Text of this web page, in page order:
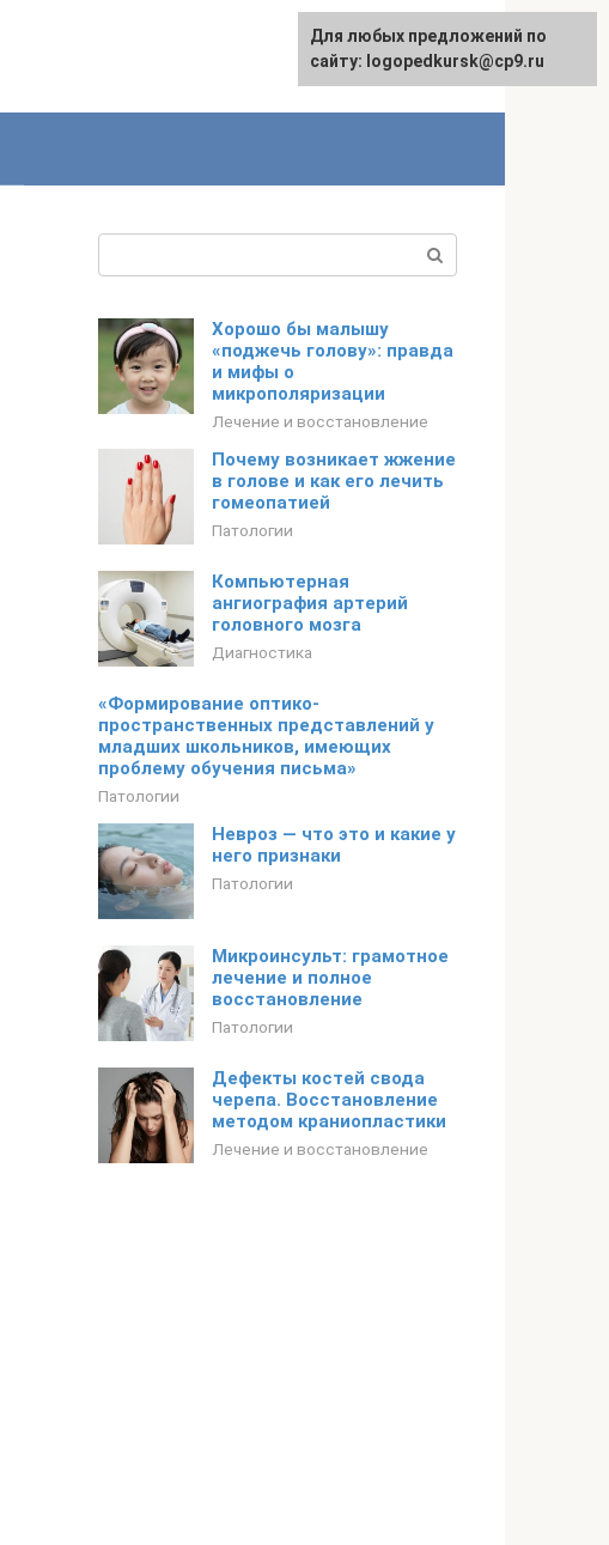
Хорошо бы малышу
«поджечь голову»: правда
и мифы о
микрополяризации
Лечение и восстановление
Почему возникает жжение
в голове и как его лечить
гомеопатией
Патологии
Компьютерная
ангиография артерий
головного мозга
Диагностика
«Формирование оптико-
пространственных представлений у
младших школьников, имеющих
проблему обучения письма»
Патологии
Невроз — что это и какие у
него признаки
Патологии
Микроинсульт: грамотное
лечение и полное
восстановление
Патологии
Дефекты костей свода
черепа. Восстановление
методом краниопластики
Лечение и восстановление
Для любых предложений по
сайту: logopedkursk@cp9.ru